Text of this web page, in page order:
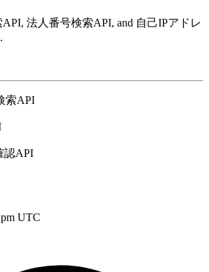
法人番号検索API, and 自己IPアドレ
索API
認API
UTC